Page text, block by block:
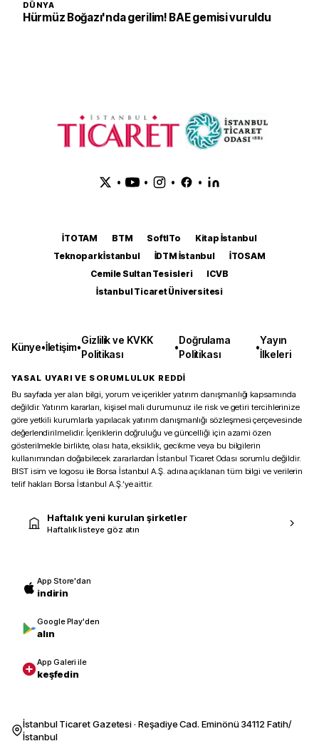
DÜNYA
Hürmüz Boğazı'nda gerilim! BAE gemisi vuruldu
• • • •
İTOTAM BTM SoftITo
Kitap İstanbul
Teknopark İstanbul
İDTM İstanbul
İTOSAM
Cemile Sultan Tesisleri
ICVB
İstanbul Ticaret Üniversitesi
Künye•İletişim•
Gizlilik ve KVKK
Politikası
•
Doğrulama
Politikası
•
Yayın
İlkeleri
YASAL UYARI VE SORUMLULUK REDDİ
Bu sayfada yer alan bilgi, yorum ve içerikler yatırım danışmanlığı kapsamında
değildir. Yatırım kararları, kişisel mali durumunuz ile risk ve getiri tercihlerinize
göre yetkili kurumlarla yapılacak yatırım danışmanlığı sözleşmesi çerçevesinde
değerlendirilmelidir. İçeriklerin doğruluğu ve güncelliği için azami özen
gösterilmekle birlikte, olası hata, eksiklik, gecikme veya bu bilgilerin
kullanımından doğabilecek zararlardan İstanbul Ticaret Odası sorumlu değildir.
BIST isim ve logosu ile Borsa İstanbul A.Ş. adına açıklanan tüm bilgi ve verilerin
telif hakları Borsa İstanbul A.Ş.’ye aittir.
Haftalık yeni kurulan şirketler
Haftalık listeye göz atın
App Store'dan
indirin
Google Play'den
alın
App Galeri ile
keşfedin
İstanbul Ticaret Gazetesi · Reşadiye Cad. Eminönü 34112 Fatih/
İstanbul